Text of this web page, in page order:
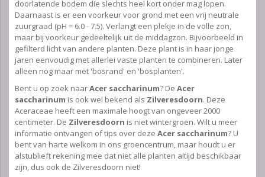
doorlatende bodem die slechts heel kort onder mag lopen.
Daarnaast is er een voorkeur voor grond met een vrij neutrale
zuurgraad (pH = 6.0 - 7.5). Verlangt een plekje in de volle zon,
maar bij voorkeur gedeeltelijk uit de middagzon. Bijvoorbeeld in
gefilterd licht van andere planten. Deze plant is in haar jonge
jaren eenvoudig met allerlei vaste planten te combineren. Later
alleen nog maar met 'bosrand' en 'bosplanten'.
Bent u op zoek naarAcer saccharinum? De Acer
saccharinum is ook wel bekend als Zilveresdoorn. Deze
Aceraceae heeft een maximale hoogt van ongeveer 2000
centimeter. De Zilveresdoorn is niet wintergroen. Wilt u meer
informatie ontvangen of tips over deze Acer saccharinum? U
bent van harte welkom in ons groencentrum, maar houdt u er
alstublieft rekening mee dat niet alle planten altijd beschikbaar
zijn, dus ook de Zilveresdoorn niet!